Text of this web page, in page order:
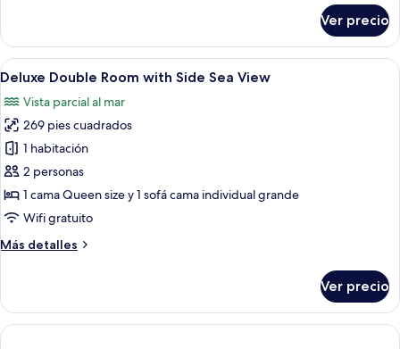
Sea
View
Angela
(Private
Outdoor
with
Sea
View
Ver precio
Abrir
todas
las
fotos
de
Deluxe
Double
Room
Side
Una habitación de hotel moderna
6
Deluxe Double Room with Side Sea View
Vista parcial al mar
269 pies cuadrados
1 habitación
2 personas
1 cama Queen size y 1 sofá cama individual grande
Wifi gratuito
Más detalles
Más
Double
Room
with
Ver precio